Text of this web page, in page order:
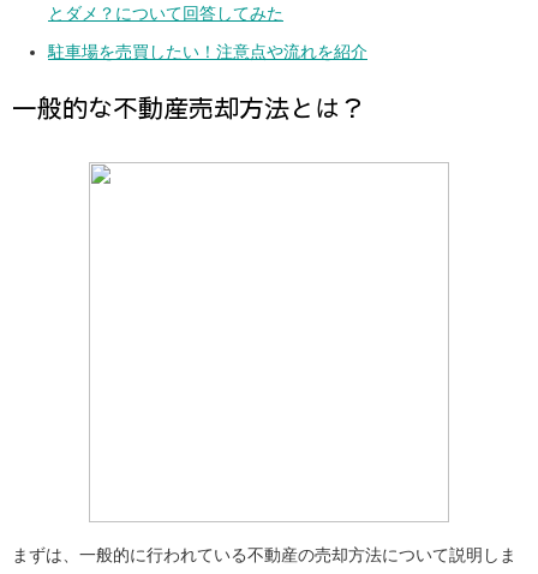
とダメ？について回答してみた
駐車場を売買したい！注意点や流れを紹介
一般的な不動産売却方法とは？
まずは、一般的に行われている不動産の売却方法について説明しま